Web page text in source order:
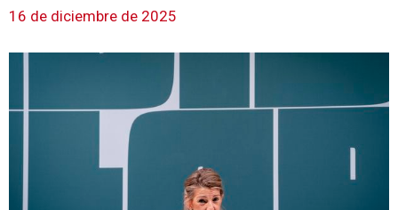
16 de diciembre de 2025